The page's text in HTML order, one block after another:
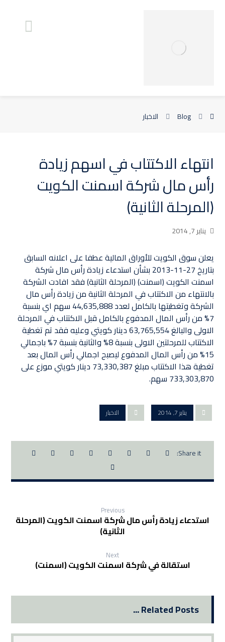
Blog الاخبار
انتهاء الاكتتاب في اسهم زيادة
رأس مال شركة اسمنت الكويت
(المرحلة الثانية)
يناير 7, 2014
يعلن سوق الكويت للأوراق المالية عطفا على اعلانه السابق
بتاريخ 27-11-2013 بشأن استدعاء زيادة رأس مال شركة
اسمنت الكويت (اسمنت) (المرحلة الثانية) فقد افادت الشركة
بالانتهاء من الاكتتاب في المرحلة الثانية من زيادة رأس مال
الشركة وتغطيتها بالكامل لعدد 44,635,888 سهم اي بنسبة
7% من رأس المال المدفوع بالكامل قبل الاكتتاب في المرحلة
الاولى والبالغ 63,765,554 دينار كويتي وعليه فقد تم تغطية
الاكتتاب للمرحلتين الاولى بنسبة 8% والثانية بنسبة 7% باجمالي
15% من رأس المال المدفوع ليصبح اجمالي رأس المال بعد
تغطية هذا الاكتتاب مبلغ 73,330,387 دينار كويتي موزع على
733,303,870 سهم.
يناير 7, 2014 الاخبار
Previous
استدعاء زيادة رأس مال شركة اسمنت الكويت (المرحلة
الثانية)
Next
استقالة في شركة اسمنت الكويت (اسمنت)
Related Posts ...